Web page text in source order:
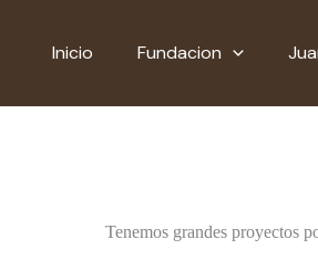
Inicio Fundacion
Tenemos grandes proyectos